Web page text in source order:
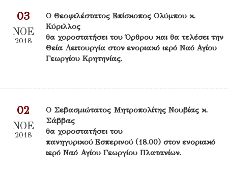
03
ΝΟΕ
2018
Ο Θεοφιλέστατος Επίσκοπος Ολύμπου κ.
Κύριλλος
θα χοροστατήσει του Όρθρου και θα τελέσει την
Θεία Λειτουργία στον ενοριακό ιερό Ναό Αγίου
Γεωργίου Κρητηνίας.
02
ΝΟΕ
2018
Ο Σεβασμιώτατος Μητροπολίτης Νουβίας κ.
Σάββας
θα χοροστατήσει του
πανηγυρικού Εσπερινού (18.00) στον ενοριακό
ιερό Ναό Αγίου Γεωργίου Πλατανίων.